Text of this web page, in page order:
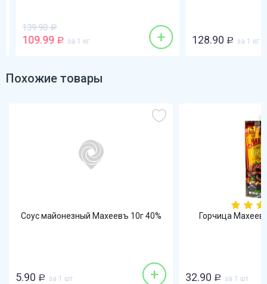
139.90 Р
109.99 Р за 1 кг + 128.90 Р за 1 кг
Похожие товары
Соус майонезный Махеевъ 10г 40%
5.90 Р за 1 шт +
Горчица
32.90 Р за 1 шт